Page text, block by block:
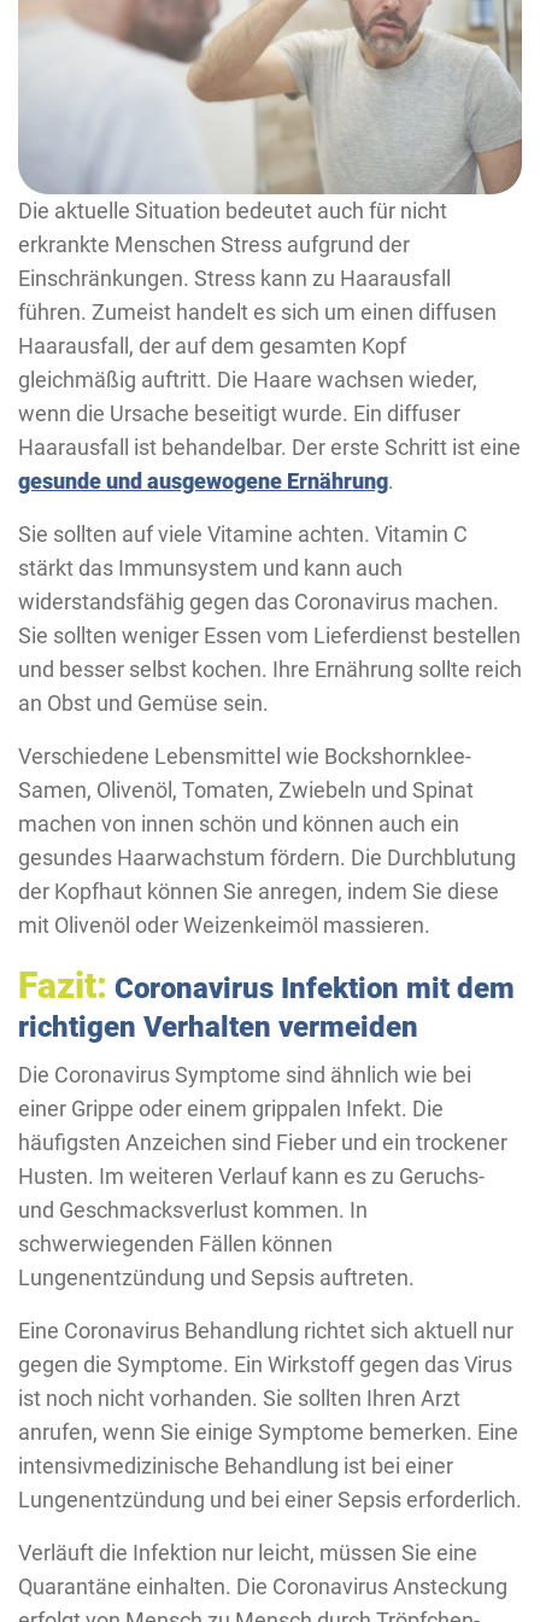
Die aktuelle Situation bedeutet auch für nicht
erkrankte Menschen Stress aufgrund der
Einschränkungen. Stress kann zu Haarausfall
führen. Zumeist handelt es sich um einen diffusen
Haarausfall, der auf dem gesamten Kopf
gleichmäßig auftritt. Die Haare wachsen wieder,
wenn die Ursache beseitigt wurde. Ein diffuser
Haarausfall ist behandelbar. Der erste Schritt ist eine
gesunde und ausgewogene Ernährung.
Sie sollten auf viele Vitamine achten. Vitamin C
stärkt das Immunsystem und kann auch
widerstandsfähig gegen das Coronavirus machen.
Sie sollten weniger Essen vom Lieferdienst bestellen
und besser selbst kochen. Ihre Ernährung sollte reich
an Obst und Gemüse sein.
Verschiedene Lebensmittel wie Bockshornklee-
Samen, Olivenöl, Tomaten, Zwiebeln und Spinat
machen von innen schön und können auch ein
gesundes Haarwachstum fördern. Die Durchblutung
der Kopfhaut können Sie anregen, indem Sie diese
mit Olivenöl oder Weizenkeimöl massieren.
Fazit: Coronavirus Infektion mit dem
richtigen Verhalten vermeiden
Die Coronavirus Symptome sind ähnlich wie bei
einer Grippe oder einem grippalen Infekt. Die
häufigsten Anzeichen sind Fieber und ein trockener
Husten. Im weiteren Verlauf kann es zu Geruchs-
und Geschmacksverlust kommen. In
schwerwiegenden Fällen können
Lungenentzündung und Sepsis auftreten.
Eine Coronavirus Behandlung richtet sich aktuell nur
gegen die Symptome. Ein Wirkstoff gegen das Virus
ist noch nicht vorhanden. Sie sollten Ihren Arzt
anrufen, wenn Sie einige Symptome bemerken. Eine
intensivmedizinische Behandlung ist bei einer
Lungenentzündung und bei einer Sepsis erforderlich.
Verläuft die Infektion nur leicht, müssen Sie eine
Quarantäne einhalten. Die Coronavirus Ansteckung